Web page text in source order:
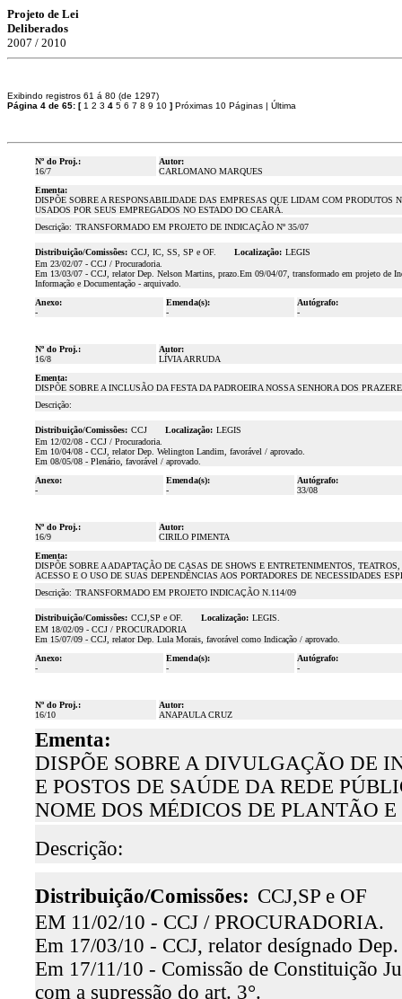
Projeto de Lei
Deliberados
2007 / 2010
Exibindo registros 61 á 80 (de 1297)
Página 4 de 65: [ 1 2 3 4 5 6 7 8 9 10 ] Próximas 10 Páginas | Última
Nº do Proj.:
16/7
Autor:
CARLOMANO MARQUES
Ementa:
DISPÕE SOBRE A RESPONSABILIDADE DAS EMPRESAS QUE LIDAM COM
USADOS POR SEUS EMPREGADOS NO ESTADO DO CEARÁ.
Descrição: TRANSFORMADO EM PROJETO DE INDICAÇÃO Nº 35/07
Distribuição/Comissões: CCJ, IC, SS, SP e OF. Localização: LEGIS
Em 23/02/07 - CCJ / Procuradoria.
Em 13/03/07 - CCJ, relator Dep. Nelson Martins, prazo.Em 09/04/07, transformado em projeto de
Informação e Documentação - arquivado.
Anexo:
-
Emenda(s):
-
Autógrafo:
-
Nº do Proj.:
16/8
Autor:
LÍVIA ARRUDA
Ementa:
DISPÕE SOBRE A INCLUSÃO DA FESTA DA PADROEIRA NOSSA SENHORA DOS
Descrição:
Distribuição/Comissões: CCJ Localização: LEGIS
Em 12/02/08 - CCJ / Procuradoria.
Em 10/04/08 - CCJ, relator Dep. Welington Landim, favorável / aprovado.
Em 08/05/08 - Plenário, favorável / aprovado.
Anexo:
-
Emenda(s):
-
Autógrafo:
33/08
Nº do Proj.:
16/9
Autor:
CIRILO PIMENTA
Ementa:
DISPÕE SOBRE A ADAPTAÇÃO DE CASAS DE SHOWS E ENTRETENIMENTOS,
ACESSO E O USO DE SUAS DEPENDÊNCIAS AOS PORTADORES DE NECESSIDADES
Descrição: TRANSFORMADO EM PROJETO INDICAÇÃO N.114/09
Distribuição/Comissões: CCJ,SP e OF. Localização: LEGIS.
EM 18/02/09 - CCJ / PROCURADORIA
Em 15/07/09 - CCJ, relator Dep. Lula Morais, favorável como Indicação / aprovado.
Anexo:
-
Emenda(s):
-
Autógrafo:
-
Nº do Proj.:
16/10
Autor:
ANAPAULA CRUZ
Ementa:
DISPÕE SOBRE A DIVULGAÇÃO DE
E POSTOS DE SAÚDE DA REDE
NOME DOS MÉDICOS DE PLANTÃO
Descrição:
Distribuição/Comissões: CCJ,SP e OF
EM 11/02/10 - CCJ / PROCURADORIA.
Em 17/03/10 - CCJ, relator desígnado
Em 17/11/10 - Comissão de Constituição
com a supressão do art. 3°.